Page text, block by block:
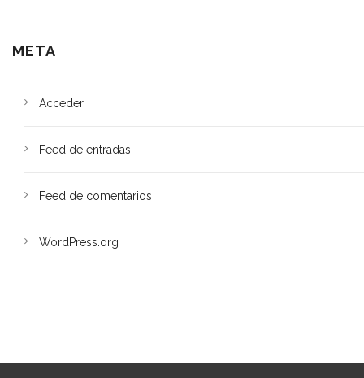
META
Acceder
Feed de entradas
Feed de comentarios
WordPress.org